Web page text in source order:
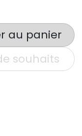
au panier
souhaits